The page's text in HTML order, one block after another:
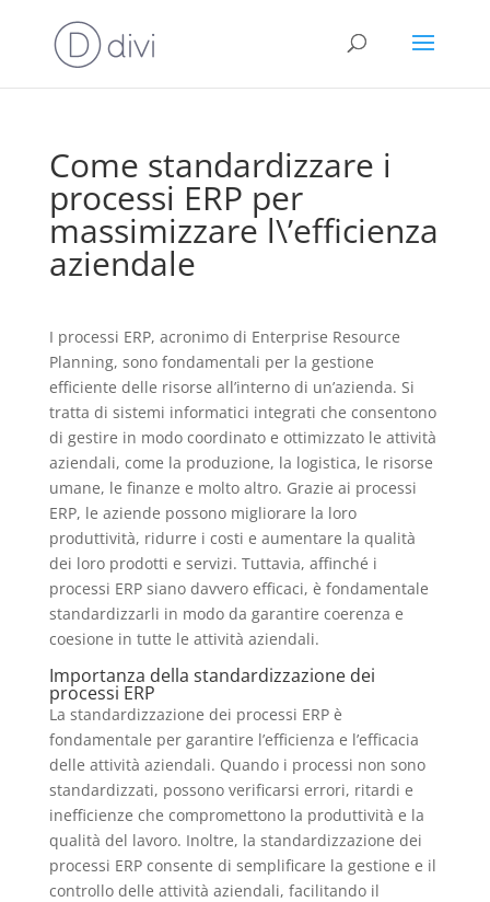
Come standardizzare i
processi ERP per
massimizzare l\’efficienza
aziendale
I processi ERP, acronimo di Enterprise Resource
Planning, sono fondamentali per la gestione
efficiente delle risorse all’interno di un’azienda. Si
tratta di sistemi informatici integrati che consentono
di gestire in modo coordinato e ottimizzato le attività
aziendali, come la produzione, la logistica, le risorse
umane, le finanze e molto altro. Grazie ai processi
ERP, le aziende possono migliorare la loro
produttività, ridurre i costi e aumentare la qualità
dei loro prodotti e servizi. Tuttavia, affinché i
processi ERP siano davvero efficaci, è fondamentale
standardizzarli in modo da garantire coerenza e
coesione in tutte le attività aziendali.
Importanza della standardizzazione dei
processi ERP
La standardizzazione dei processi ERP è
fondamentale per garantire l’efficienza e l’efficacia
delle attività aziendali. Quando i processi non sono
standardizzati, possono verificarsi errori, ritardi e
inefficienze che compromettono la produttività e la
qualità del lavoro. Inoltre, la standardizzazione dei
processi ERP consente di semplificare la gestione e il
controllo delle attività aziendali, facilitando il